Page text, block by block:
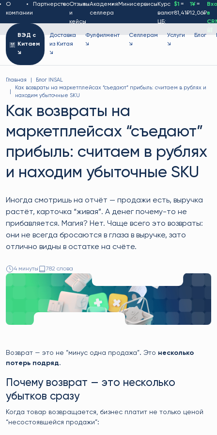
О
компании
ПартнерствоОтзывы
и
кейсы
Академия
селлера
Минисервисы Курс
валют
ЦБ:
$1 =
81,41₽
1¥=
12,06₽в
ВЭД с
Китаем
↘
Доставка
из Китая
↘
Фулфилмент
↘
Селлерам
↘
Услуги
↘
Блог
Главная
Блог INSAL
Как возвраты на маркетплейсах “съедают” прибыль: считаем в рублях и
находим убыточные SKU
Как возвраты на
маркетплейсах “съедают”
прибыль: считаем в рублях
и находим убыточные SKU
Иногда смотришь на отчёт — продажи есть, выручка
растёт, карточка “живая”. А денег почему-то не
прибавляется. Магия? Нет. Чаще всего это возвраты:
они не всегда бросаются в глаза в выручке, зато
отлично видны в остатке на счёте.
4 минуты 782 слова
Возврат — это не “минус одна продажа”. Это несколько
потерь подряд.
Почему возврат — это несколько
убытков сразу
Когда товар возвращается, бизнес платит не только ценой
“несостоявшейся продажи”: